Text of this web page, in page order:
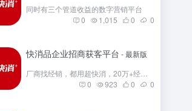
同时有三个管道收益的数字营销平台
0
1,015 0 0
快消品企业招商获客平台 - 最新版
0
923 0 0